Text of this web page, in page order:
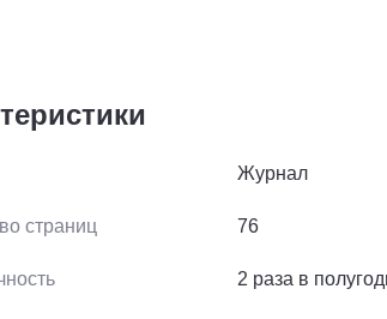
Журнал
страниц 76
2 раза в